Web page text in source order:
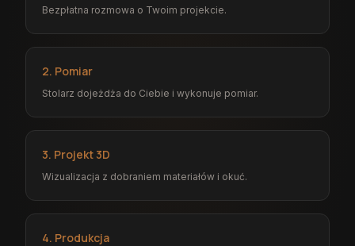
Bezpłatna rozmowa o Twoim projekcie.
2. Pomiar
Stolarz dojeżdża do Ciebie i wykonuje pomiar.
3. Projekt 3D
Wizualizacja z dobraniem materiałów i okuć.
4. Produkcja